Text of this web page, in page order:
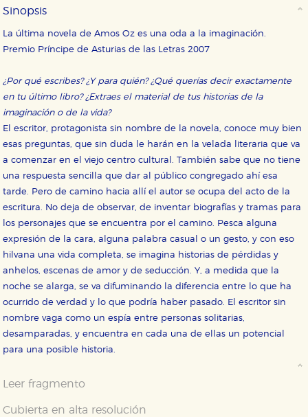
Sinopsis
La última novela de Amos Oz es una oda a la imaginación.
Premio Príncipe de Asturias de las Letras 2007
¿Por qué escribes? ¿Y para quién? ¿Qué querías decir exactamente
en tu último libro? ¿Extraes el material de tus historias de la
imaginación o de la vida?
El escritor, protagonista sin nombre de la novela, conoce muy bien
esas preguntas, que sin duda le harán en la velada literaria que va
a comenzar en el viejo centro cultural. También sabe que no tiene
una respuesta sencilla que dar al público congregado ahí esa
tarde. Pero de camino hacia allí el autor se ocupa del acto de la
escritura. No deja de observar, de inventar biografías y tramas para
los personajes que se encuentra por el camino. Pesca alguna
expresión de la cara, alguna palabra casual o un gesto, y con eso
hilvana una vida completa, se imagina historias de pérdidas y
anhelos, escenas de amor y de seducción. Y, a medida que la
noche se alarga, se va difuminando la diferencia entre lo que ha
ocurrido de verdad y lo que podría haber pasado. El escritor sin
nombre vaga como un espía entre personas solitarias,
desamparadas, y encuentra en cada una de ellas un potencial
para una posible historia.
Leer fragmento
Cubierta en alta resolución